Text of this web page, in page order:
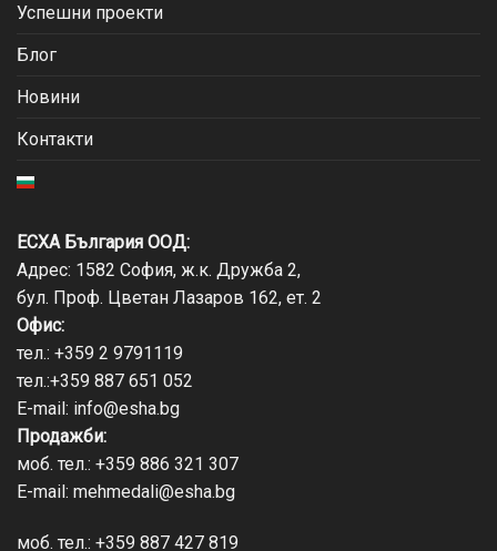
Успешни проекти
Блог
Новини
Контакти
ЕСХА България ООД:
Адрес: 1582 София, ж.к. Дружба 2,
бул. Проф. Цветан Лазаров 162, ет. 2
Офис:
тел.: +359 2 9791119
тел.:+359 887 651 052
E-mail: info@esha.bg
Продажби:
моб. тел.: +359 886 321 307
E-mail: mehmedali@esha.bg
моб. тел.: +359 887 427 819